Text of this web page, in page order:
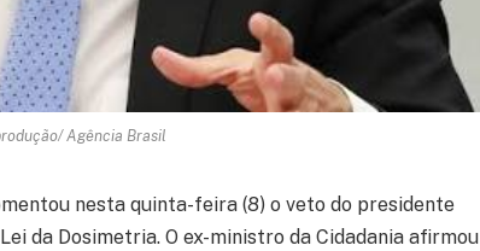
Agência Brasil
nesta quinta-feira (8) o veto do presidente
da Dosimetria. O ex-ministro da Cidadania afirmou